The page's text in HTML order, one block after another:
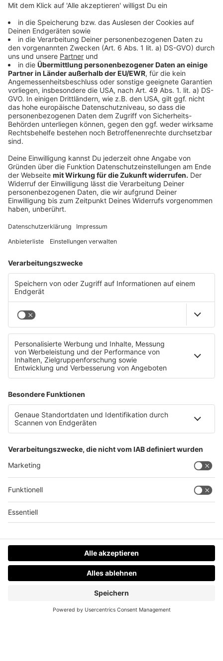
Ambiente für Top-Brands aus den Bereichen
Fashion & Beauty, Sport & Elektronik, Spiel & Freizeit
und allem, was das Herz sonst noch begehrt.
Auch in Sachen Entertainment ist die PlusCity the
place to be: Im Hollywood Megaplex tauchst du in 15
modernen Kinosälen mit insgesamt 3.000
großzügigen Sitzplätzen in die Welt der Moviestars
ein. Ein Kinovergnügen der Extraklasse bietet das
IMAX Kino mit der größten Leinwand auf dem
europäischen Kontinent.
Für Groß und Klein öffnet sich im Family
Entertainment Center Ocean Park eine 2.800 m2
große Spielwiese mit einer Riesenauswahl an Video-
und Fungames, Bowling, Billard und Lounges zum
Chillen. Und auf Kids zwischen 3 und 9 Jahren wartet
Oberösterreichs mit jeder Menge First Class
Kidsfun.
Ein weiteres großes Plus:
Egal, wie du anreist, die PlusCity ist supereasy zu
erreichen: mit der Straßenbahn, mit deinem
Fahrrad oder mit dem eigenen Fahrzeug, das du
ganz bequem auf einem unserer 5.000 Parkplätze
gratis abstellen kannst.
Schön, dich bald in der PlusCity zu sehen!
www.pluscity.at
Datenschutz